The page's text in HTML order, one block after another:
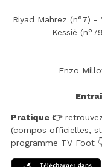
Riyad Mahrez (n°7) -
Kessié
Enzo
Pratique 👉
(compos officielles,
programme TV Foot